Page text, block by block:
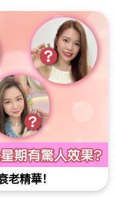
精華！